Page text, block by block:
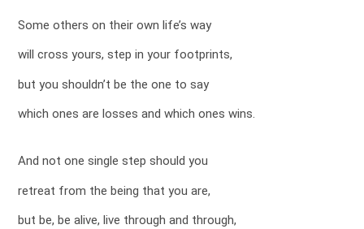
Some others on their own life’s way
will cross yours, step in your footprints,
but you shouldn’t be the one to say
which ones are losses and which ones wins.
And not one single step should you
retreat from the being that you are,
but be, be alive, live through and through,